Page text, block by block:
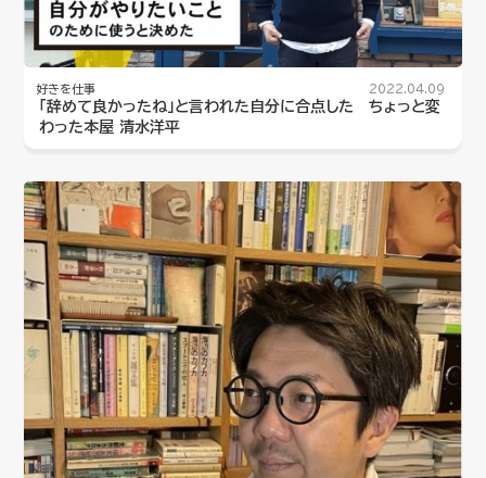
好きを仕事 2022.04.09
「辞めて良かったね」と言われた自分に合点した ちょっと変
わった本屋 清水洋平